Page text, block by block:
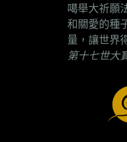
噶舉大祈願
和關愛的種
量，讓世界
第十七世大